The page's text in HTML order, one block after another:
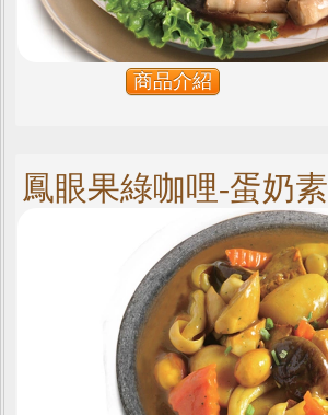
商品介紹
鳳眼果綠咖哩-蛋奶素